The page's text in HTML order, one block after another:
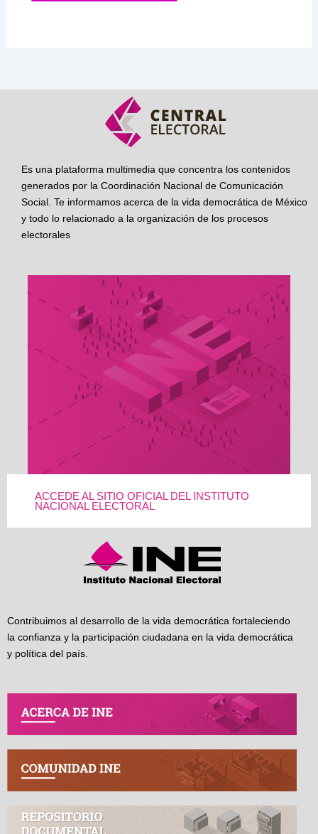
Es una plataforma multimedia que concentra los contenidos
generados por la Coordinación Nacional de Comunicación
Social. Te informamos acerca de la vida democrática de México
y todo lo relacionado a la organización de los procesos
electorales
ACCEDE AL SITIO OFICIAL DEL INSTITUTO
NACIONAL ELECTORAL
Contribuimos al desarrollo de la vida democrática fortaleciendo
la confianza y la participación ciudadana en la vida democrática
y política del país.